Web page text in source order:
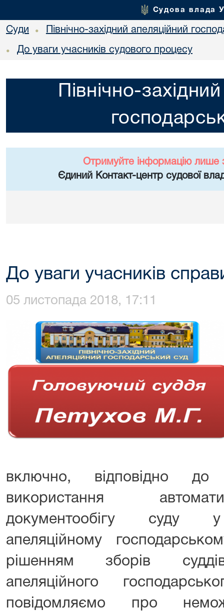
Судова влада
Суди • Північно-західний апеляційний
• До уваги учасників судового процесу
Північно-
Отримуйте інформацію лише
Єдиний Контакт-центр судової
До уваги учасників
05 листопада 2018, 17:11
включно, відповідно
використання
документообігу суду у
апеляційному
рішенням зборів суддів
апеляційного
повідомляємо про